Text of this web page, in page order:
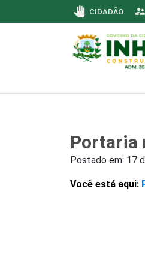
pan_tool CIDADÃO supervisor_account
Portaria
Postado em: 17
Você está aqui: